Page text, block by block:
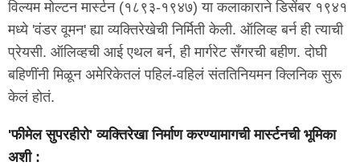
विल्यम मोल्टन मार्स्टन (१८९३-१९४७) या कलाकाराने डिसेंबर १९४१
मध्ये 'वंडर वूमन' ह्या व्यक्तिरेखेची निर्मिती केली. ऑलिव्ह बर्न ही त्याची
प्रेयसी. ऑलिव्हची आई एथल बर्न, ही मार्गरेट सँगरची बहीण. दोघी
बहिणींनी मिळून अमेरिकेतलं पहिलं-वहिलं संततिनियमन क्लिनिक सुरू
केलं होतं.
'फीमेल सुपरहीरो' व्यक्तिरेखा निर्माण करण्यामागची मार्स्टनची भूमिका
अशी :